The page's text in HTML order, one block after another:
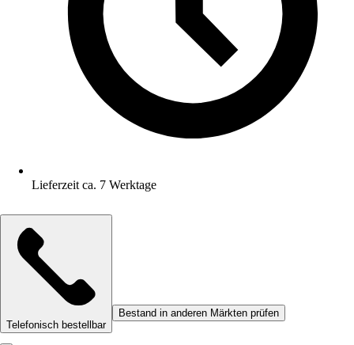
Lieferzeit ca. 7 Werktage
Telefonisch bestellbar
Bestand in anderen Märkten prüfen